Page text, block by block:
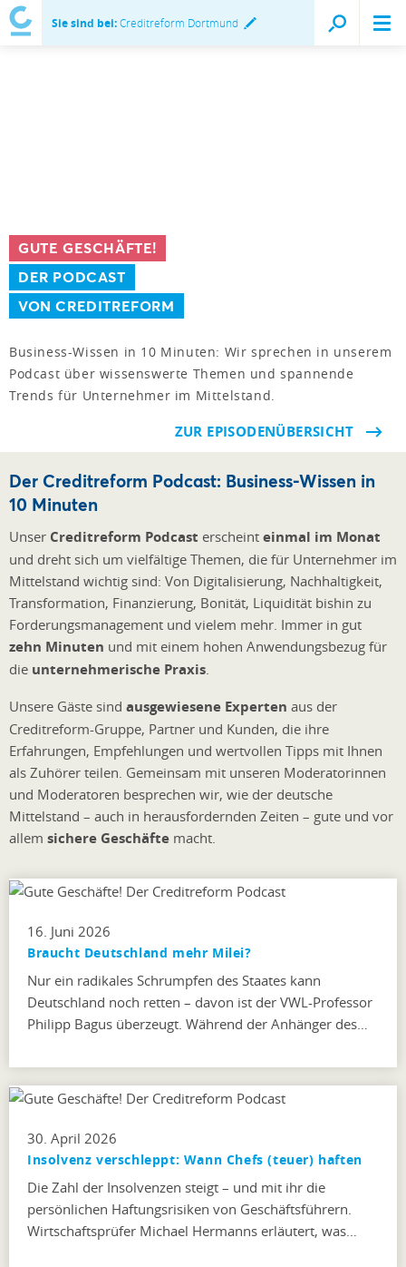
Sie sind bei:Creditreform Dortmund
GUTE GESCHÄFTE!
DER PODCAST
VON CREDITREFORM
Business-Wissen in 10 Minuten: Wir sprechen in unserem
Podcast über wissenswerte Themen und spannende
Trends für Unternehmer im Mittelstand.
ZUR EPISODENÜBERSICHT
Der Creditreform Podcast: Business-Wissen in
10 Minuten
Unser Creditreform Podcast erscheint einmal im Monat
und dreht sich um vielfältige Themen, die für Unternehmer im
Mittelstand wichtig sind: Von Digitalisierung, Nachhaltigkeit,
Transformation, Finanzierung, Bonität, Liquidität bishin zu
Forderungsmanagement und vielem mehr. Immer in gut
zehn Minuten und mit einem hohen Anwendungsbezug für
die unternehmerische Praxis
Unsere Gäste sind ausgewiesene Experten aus der
Creditreform-Gruppe, Partner und Kunden, die ihre
Erfahrungen, Empfehlungen und wertvollen Tipps mit Ihnen
als Zuhörer teilen. Gemeinsam mit unseren Moderatorinnen
und Moderatoren besprechen wir, wie der deutsche
Mittelstand – auch in herausfordernden Zeiten – gute und vor
allem sichere Geschäfte macht.
16. Juni 2026
Braucht Deutschland mehr Milei?
Nur ein radikales Schrumpfen des Staates kann
Deutschland noch retten – davon ist der VWL-Professor
Philipp Bagus überzeugt. Während der Anhänger des…
30. April 2026
Insolvenz verschleppt: Wann Chefs (teuer) haften
Die Zahl der Insolvenzen steigt – und mit ihr die
persönlichen Haftungsrisiken von Geschäftsführern.
Wirtschaftsprüfer Michael Hermanns erläutert, was…